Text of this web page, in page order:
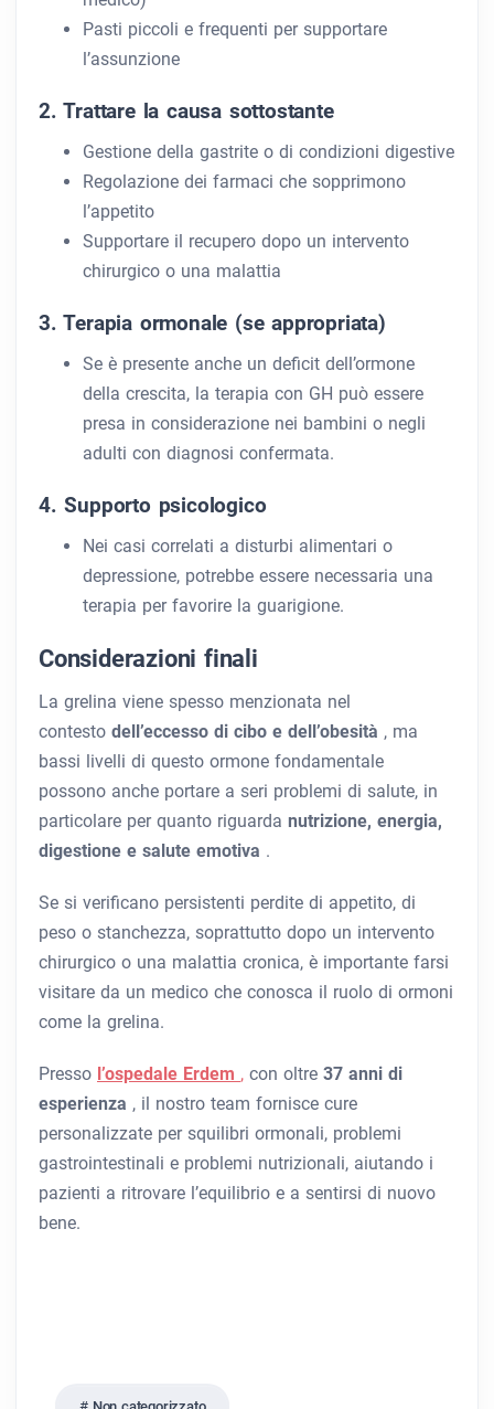
Pasti piccoli e frequenti per supportare
l’assunzione
2. Trattare la causa sottostante
Gestione della gastrite o di condizioni digestive
Regolazione dei farmaci che sopprimono
l’appetito
Supportare il recupero dopo un intervento
chirurgico o una malattia
3. Terapia ormonale (se appropriata)
Se è presente anche un deficit dell’ormone
della crescita, la terapia con GH può essere
presa in considerazione nei bambini o negli
adulti con diagnosi confermata.
4. Supporto psicologico
Nei casi correlati a disturbi alimentari o
depressione, potrebbe essere necessaria una
terapia per favorire la guarigione.
Considerazioni finali
La grelina viene spesso menzionata nel
contesto dell’eccesso di cibo e dell’obesità , ma
bassi livelli di questo ormone fondamentale
possono anche portare a seri problemi di salute, in
particolare per quanto riguarda nutrizione, energia,
digestione e salute emotiva .
Se si verificano persistenti perdite di appetito, di
peso o stanchezza, soprattutto dopo un intervento
chirurgico o una malattia cronica, è importante farsi
visitare da un medico che conosca il ruolo di ormoni
come la grelina.
Presso l’ospedale Erdem , con oltre 37 anni di
esperienza , il nostro team fornisce cure
personalizzate per squilibri ormonali, problemi
gastrointestinali e problemi nutrizionali, aiutando i
pazienti a ritrovare l’equilibrio e a sentirsi di nuovo
bene.